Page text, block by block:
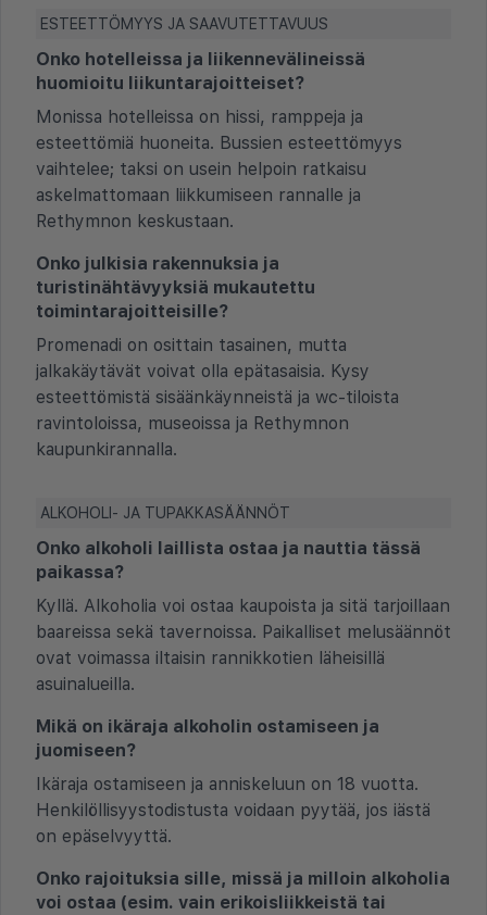
ESTEETTÖMYYS JA SAAVUTETTAVUUS
Onko hotelleissa ja liikennevälineissä
huomioitu liikuntarajoitteiset?
Monissa hotelleissa on hissi, ramppeja ja
esteettömiä huoneita. Bussien esteettömyys
vaihtelee; taksi on usein helpoin ratkaisu
askelmattomaan liikkumiseen rannalle ja
Rethymnon keskustaan.
Onko julkisia rakennuksia ja
turistinähtävyyksiä mukautettu
toimintarajoitteisille?
Promenadi on osittain tasainen, mutta
jalkakäytävät voivat olla epätasaisia. Kysy
esteettömistä sisäänkäynneistä ja wc-tiloista
ravintoloissa, museoissa ja Rethymnon
kaupunkirannalla.
ALKOHOLI- JA TUPAKKASÄÄNNÖT
Onko alkoholi laillista ostaa ja nauttia tässä
paikassa?
Kyllä. Alkoholia voi ostaa kaupoista ja sitä tarjoillaan
baareissa sekä tavernoissa. Paikalliset melusäännöt
ovat voimassa iltaisin rannikkotien läheisillä
asuinalueilla.
Mikä on ikäraja alkoholin ostamiseen ja
juomiseen?
Ikäraja ostamiseen ja anniskeluun on 18 vuotta.
Henkilöllisyystodistusta voidaan pyytää, jos iästä
on epäselvyyttä.
Onko rajoituksia sille, missä ja milloin alkoholia
voi ostaa (esim. vain erikoisliikkeistä tai